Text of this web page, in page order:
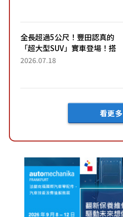
車？...
全長超過5公尺！豐田認真的
「超大型SUV」實車登場！搭
載後輪也會轉向的「四輪轉
「Mega C...
2026.07.18
看更多